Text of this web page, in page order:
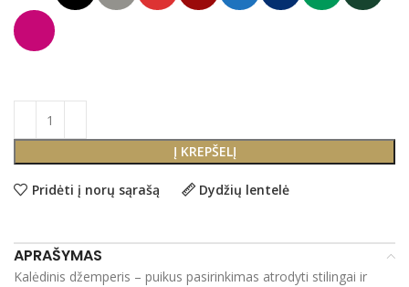
Į KREPŠELĮ
Pridėti į norų sąrašą Dydžių lentelė
APRAŠYMAS
Kalėdinis džemperis – puikus pasirinkimas atrodyti stilingai ir